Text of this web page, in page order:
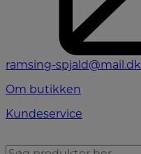
ramsing-spjald@mail.dk
Om butikken
Kundeservice